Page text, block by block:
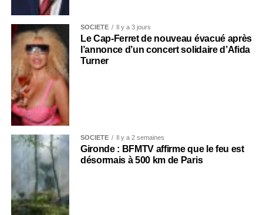
SOCIÉTÉ Il y a 3 jours
Le Cap-Ferret de nouveau évacué après
l’annonce d’un concert solidaire d’Afida
Turner
SOCIÉTÉ Il y a 2 semaines
Gironde : BFMTV affirme que le feu est
désormais à 500 km de Paris